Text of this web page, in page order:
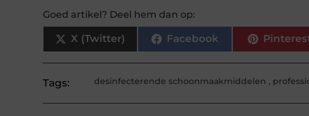
Goed artikel? Deel hem dan op:
X (Twitter) Facebook
Tags: desinfecterende schoonmaakmiddelen ,